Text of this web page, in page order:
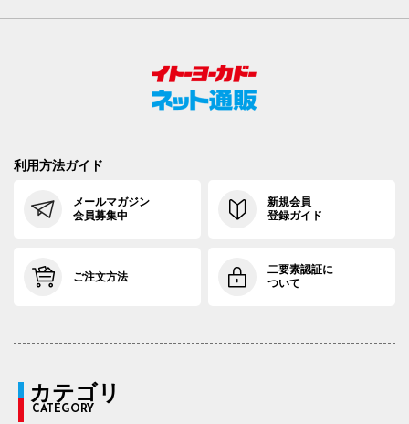
利用方法ガイド
メールマガジン
会員募集中
新規会員
登録ガイド
ご注文方法
二要素認証に
ついて
カテゴリ
CATEGORY